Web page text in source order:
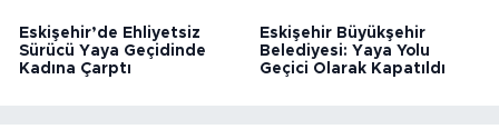
Eskişehir’de Ehliyetsiz
Sürücü Yaya Geçidinde
Kadına Çarptı
Eskişehir Büyükşehir
Belediyesi: Yaya Yolu
Geçici Olarak Kapatıldı